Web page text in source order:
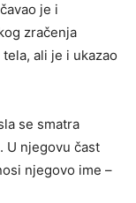
je i
zračenja
ali je i ukazao
se smatra
U njegovu čast
njegovo ime –